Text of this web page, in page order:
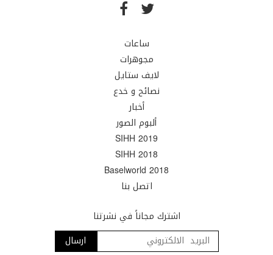
ساعات
مجوهرات
لايف ستايل
نصائح و خدع
أخبار
ألبوم الصور
SIHH 2019
SIHH 2018
Baselworld 2018
اتصل بنا
اشترك مجاناً في نشرتنا